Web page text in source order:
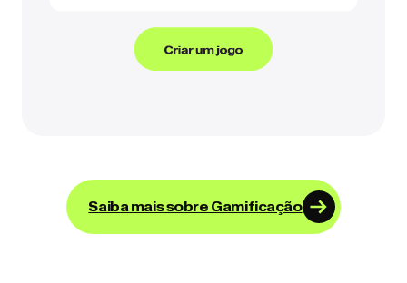
Saiba mais sobre Gamificação